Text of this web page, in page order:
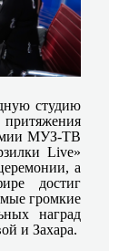
студию
МУЗ-ТВ
Live»
а
достиг
громкие
наград
и Захара.